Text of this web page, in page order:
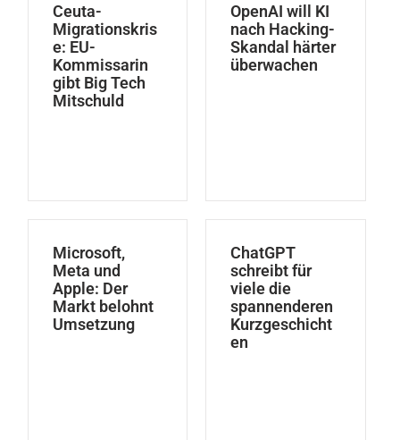
Ceuta-
Migrationskris
e: EU-
Kommissarin
gibt Big Tech
Mitschuld
OpenAI will KI
nach Hacking-
Skandal härter
überwachen
Microsoft,
Meta und
Apple: Der
Markt belohnt
Umsetzung
ChatGPT
schreibt für
viele die
spannenderen
Kurzgeschicht
en